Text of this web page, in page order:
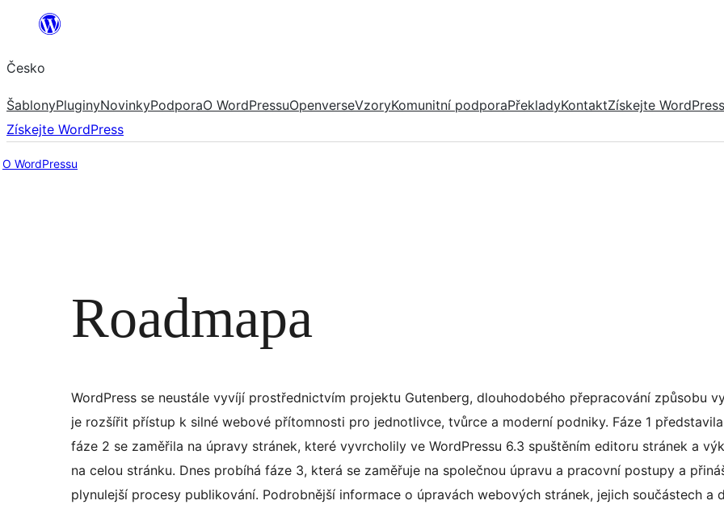
Přeskočit
obsah
Česko
ŠablonyPluginyNovinkyPodporaO WordPressuOpenverseVzoryKomunitní podporaPřekladyKontaktZískejte WordPress
Získejte WordPress
O WordPressu
Roadmapa
WordPress se neustále vyvíjí prostřednictvím projektu Gutenberg, dlouhodobého přepracování způsobu
je rozšířit přístup k silné webové přítomnosti pro jednotlivce, tvůrce a moderní podniky. Fáze 1
fáze 2 se zaměřila na úpravy stránek, které vyvrcholily ve WordPressu 6.3 spuštěním editoru stránek a
na celou stránku. Dnes probíhá fáze 3, která se zaměřuje na společnou úpravu a pracovní postupy a
plynulejší procesy publikování. Podrobnější informace o úpravách webových stránek, jejich součástech